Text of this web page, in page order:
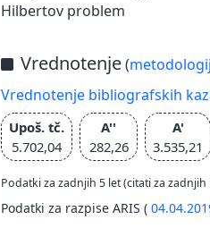
Hilbertov problem
Vrednotenje(
Vrednotenje bibliografskih
Upoš. tč.
5.702,04
A''
282,26
A'
3.535,21
Podatki za zadnjih 5 let (citati za
Podatki za razpise ARIS (